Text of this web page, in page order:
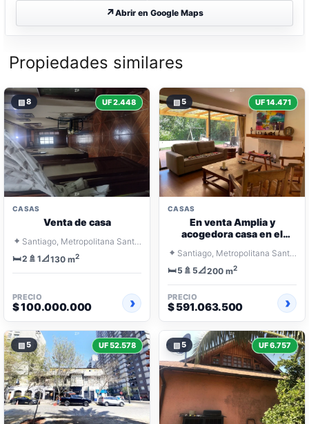
Abrir en Google Maps
Propiedades similares
▧8 UF 2.448
CASAS
Venta de casa
⌖
Santiago, Metropolitana Santiago
🛏️2 🚿 1📐130 m2
PRECIO
$ 100.000.000
▧5 UF 14.471
CASAS
En venta Amplia y
acogedora casa en el
⌖ Santiago, Metropolitana Santiago
🛏️5 🚿 5📐200 m2
PRECIO
$ 591.063.500
▧5 UF 52.578 ▧5 UF 6.757